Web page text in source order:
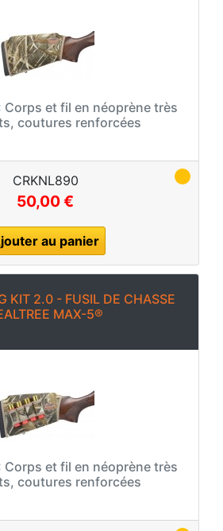
Corps et fil en néoprène très
coutures renforcées
CRKNL890
50,00 €
au panier
KIT 2.0 - FUSIL DE CHASSE
MAX-5®
Corps et fil en néoprène très
coutures renforcées